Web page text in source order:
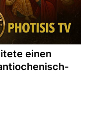
einen